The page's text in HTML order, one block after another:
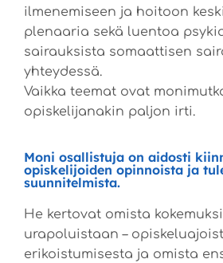
ilmenemiseen ja hoitoon
plenaaria sekä luentoa
sairauksista somaattisen
yhteydessä.
Vaikka teemat ovat
opiskelijanakin paljon irti.
Moni osallistuja on aidosti
opiskelijoiden opinnoista ja
suunnitelmista.
He kertovat omista
urapoluistaan –
erikoistumisesta ja omista